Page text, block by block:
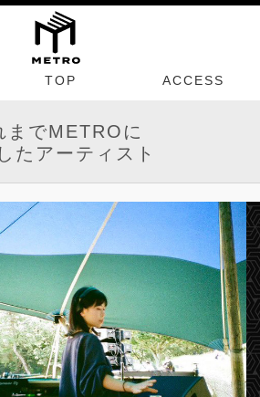
TOP ACCESS
までMETROに
たアーティスト